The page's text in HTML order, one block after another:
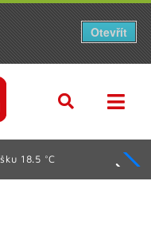
18.5 °C
Otevřít